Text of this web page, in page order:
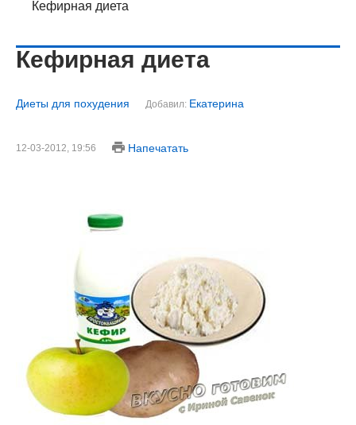
Кефирная диета
Кефирная диета
Диеты для похудения Добавил: Екатерина
12-03-2012, 19:56 Напечатать